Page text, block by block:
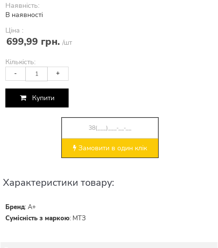
Наявність:
В наявності
Ціна :
699,99 грн. /шт
Кількість:
- +
Купити
Замовити в один клік
Характеристики товару:
Бренд:A+
Сумісність з маркою: МТЗ